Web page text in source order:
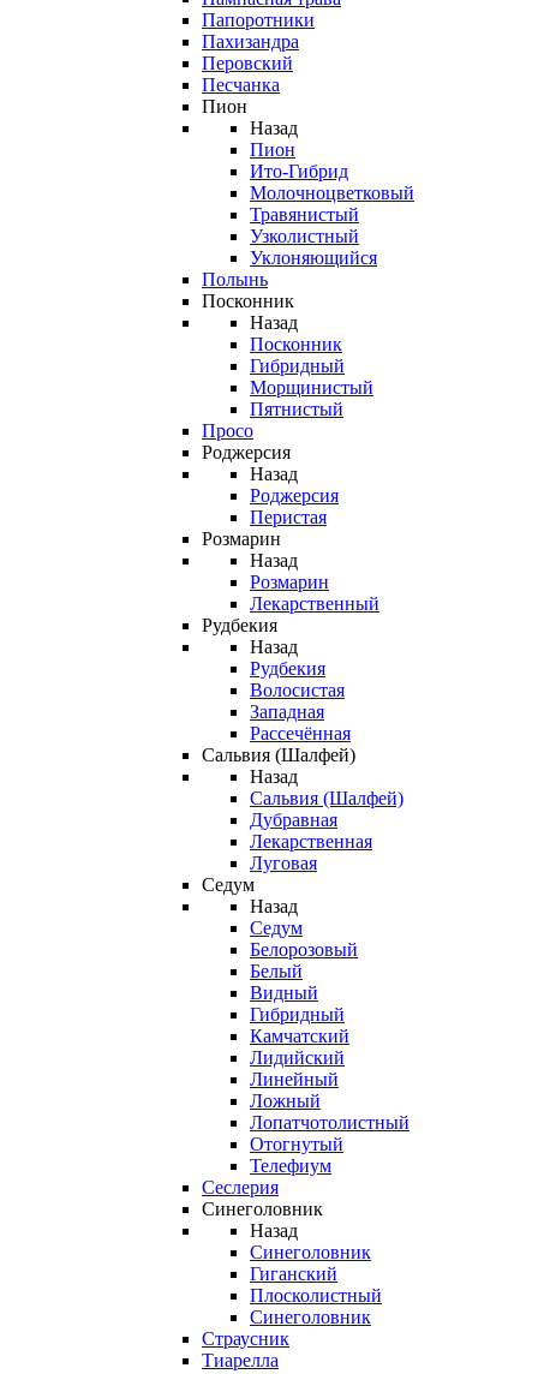
Папоротники
Пахизандра
Перовский
Песчанка
Пион
Назад
Пион
Ито-Гибрид
Молочноцветковый
Травянистый
Узколистный
Уклоняющийся
Полынь
Посконник
Назад
Посконник
Гибридный
Морщинистый
Пятнистый
Просо
Роджерсия
Назад
Роджерсия
Перистая
Розмарин
Назад
Розмарин
Лекарственный
Рудбекия
Назад
Рудбекия
Волосистая
Западная
Рассечённая
Сальвия (Шалфей)
Назад
Сальвия (Шалфей)
Дубравная
Лекарственная
Луговая
Седум
Назад
Седум
Белорозовый
Белый
Видный
Гибридный
Камчатский
Лидийский
Линейный
Ложный
Лопатчотолистный
Отогнутый
Телефиум
Сеслерия
Синеголовник
Назад
Синеголовник
Гиганский
Плосколистный
Синеголовник
Страусник
Тиарелла